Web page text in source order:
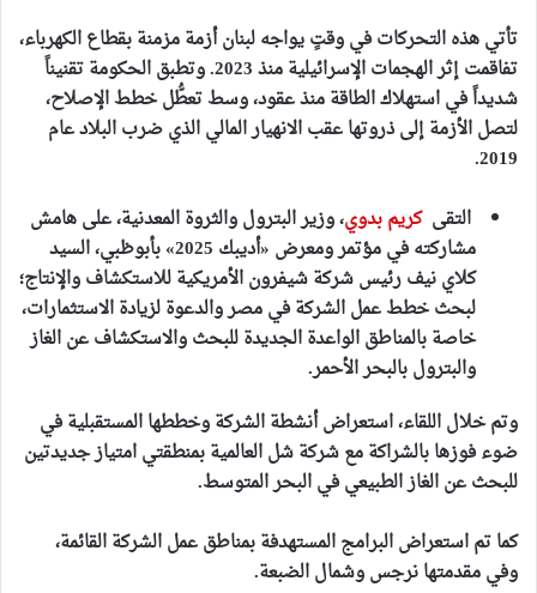
تأتي هذه التحركات في وقتٍ يواجه لبنان أزمة مزمنة بقطاع الكهرباء،
تفاقمت إثر الهجمات الإسرائيلية منذ 2023. وتطبق الحكومة تقنيناً
شديداً في استهلاك الطاقة منذ عقود، وسط تعطُّل خطط الإصلاح،
لتصل الأزمة إلى ذروتها عقب الانهيار المالي الذي ضرب البلاد عام
2019.
التقىكريم بدوي، وزير البترول والثروة المعدنية، على هامش
مشاركته في مؤتمر ومعرض «أديبك 2025» بأبوظبي، السيد
كلاي نيف رئيس شركة شيفرون الأمريكية للاستكشاف والإنتاج؛
لبحث خطط عمل الشركة في مصر والدعوة لزيادة الاستثمارات،
خاصة بالمناطق الواعدة الجديدة للبحث والاستكشاف عن الغاز
والبترول بالبحر الأحمر.
وتم خلال اللقاء، استعراض أنشطة الشركة وخططها المستقبلية في
ضوء فوزها بالشراكة مع شركة شل العالمية بمنطقتي امتياز جديدتين
للبحث عن الغاز الطبيعي في البحر المتوسط.
كما تم استعراض البرامج المستهدفة بمناطق عمل الشركة القائمة،
وفي مقدمتها نرجس وشمال الضبعة.